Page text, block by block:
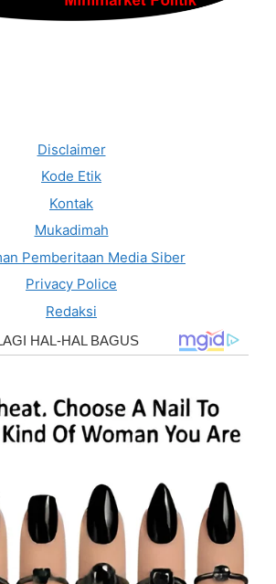
Disclaimer
Kode Etik
Kontak
Mukadimah
Pemberitaan Media Siber
Privacy Police
Redaksi